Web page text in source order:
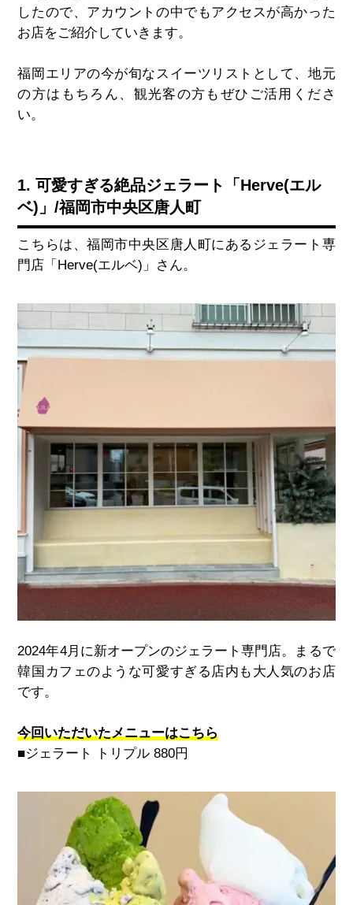
したので、アカウントの中でもアクセスが高かった
お店をご紹介していきます。
福岡エリアの今が旬なスイーツリストとして、地元
の方はもちろん、観光客の方もぜひご活用くださ
い。
1. 可愛すぎる絶品ジェラート「Herve(エル
ベ)」/福岡市中央区唐人町
こちらは、福岡市中央区唐人町にあるジェラート専
門店「 Herve(エルベ) 」さん。
2024年4月に新オープンのジェラート専門店。まるで
韓国カフェのような可愛すぎる店内も大人気のお店
です。
今回いただいたメニューはこちら
■ジェラート トリプル 880円